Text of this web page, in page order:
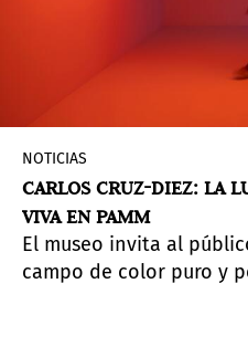
NOTICIAS
CARLOS CRUZ-DIEZ: LA
VIVA EN PAMM
El museo invita al
campo de color puro y